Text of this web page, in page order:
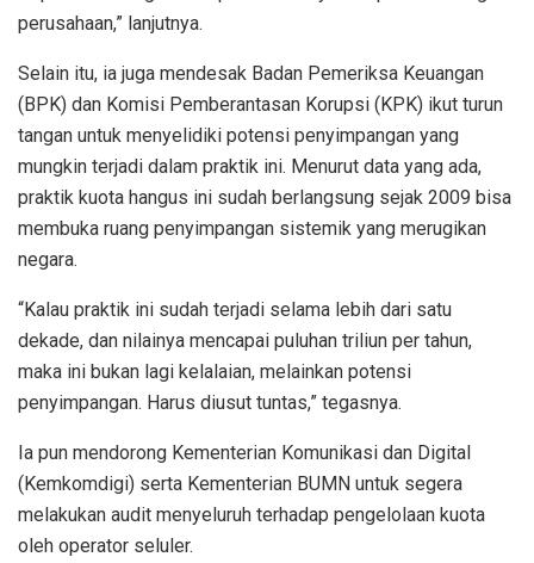
perusahaan,” lanjutnya.
Selain itu, ia juga mendesak Badan Pemeriksa Keuangan
(BPK) dan Komisi Pemberantasan Korupsi (KPK) ikut turun
tangan untuk menyelidiki potensi penyimpangan yang
mungkin terjadi dalam praktik ini. Menurut data yang ada,
praktik kuota hangus ini sudah berlangsung sejak 2009 bisa
membuka ruang penyimpangan sistemik yang merugikan
negara.
“Kalau praktik ini sudah terjadi selama lebih dari satu
dekade, dan nilainya mencapai puluhan triliun per tahun,
maka ini bukan lagi kelalaian, melainkan potensi
penyimpangan. Harus diusut tuntas,” tegasnya.
Ia pun mendorong Kementerian Komunikasi dan Digital
(Kemkomdigi) serta Kementerian BUMN untuk segera
melakukan audit menyeluruh terhadap pengelolaan kuota
oleh operator seluler.